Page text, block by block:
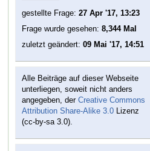
gestellte Frage: 27 Apr '17, 13:23
Frage wurde gesehen: 8,344 Mal
zuletzt geändert: 09 Mai '17, 14:51
Alle Beiträge auf dieser Webseite
unterliegen, soweit nicht anders
angegeben, der Creative Commons
Attribution Share-Alike 3.0 Lizenz
(cc-by-sa 3.0).